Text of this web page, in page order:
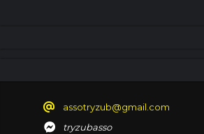
assotryzub@gmail.com
tryzubasso